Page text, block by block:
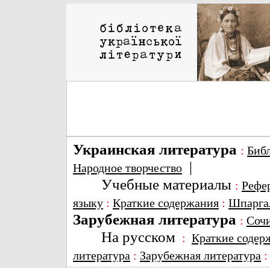
Украинская литература :
Народное творчество |
Учебные материалы :
языку : Краткие содержания :
Зарубежная литература :
На русском : Краткие
литература : Зарубежная литература